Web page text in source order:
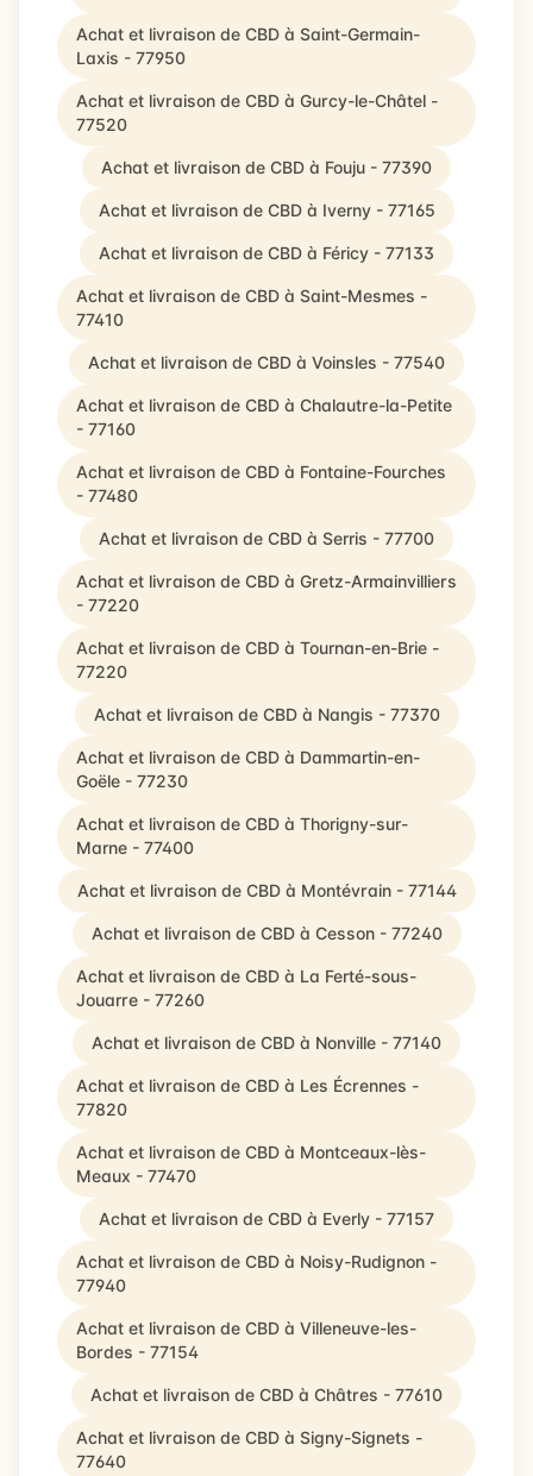
Achat et livraison de CBD à Saint-Germain-
Laxis - 77950
Achat et livraison de CBD à Gurcy-le-Châtel -
77520
Achat et livraison de CBD à Fouju - 77390
Achat et livraison de CBD à Iverny - 77165
Achat et livraison de CBD à Féricy - 77133
Achat et livraison de CBD à Saint-Mesmes -
77410
Achat et livraison de CBD à Voinsles - 77540
Achat et livraison de CBD à Chalautre-la-Petite
- 77160
Achat et livraison de CBD à Fontaine-Fourches
- 77480
Achat et livraison de CBD à Serris - 77700
Achat et livraison de CBD à Gretz-Armainvilliers
- 77220
Achat et livraison de CBD à Tournan-en-Brie -
77220
Achat et livraison de CBD à Nangis - 77370
Achat et livraison de CBD à Dammartin-en-
Goële - 77230
Achat et livraison de CBD à Thorigny-sur-
Marne - 77400
Achat et livraison de CBD à Montévrain - 77144
Achat et livraison de CBD à Cesson - 77240
Achat et livraison de CBD à La Ferté-sous-
Jouarre - 77260
Achat et livraison de CBD à Nonville - 77140
Achat et livraison de CBD à Les Écrennes -
77820
Achat et livraison de CBD à Montceaux-lès-
Meaux - 77470
Achat et livraison de CBD à Everly - 77157
Achat et livraison de CBD à Noisy-Rudignon -
77940
Achat et livraison de CBD à Villeneuve-les-
Bordes - 77154
Achat et livraison de CBD à Châtres - 77610
Achat et livraison de CBD à Signy-Signets -
77640